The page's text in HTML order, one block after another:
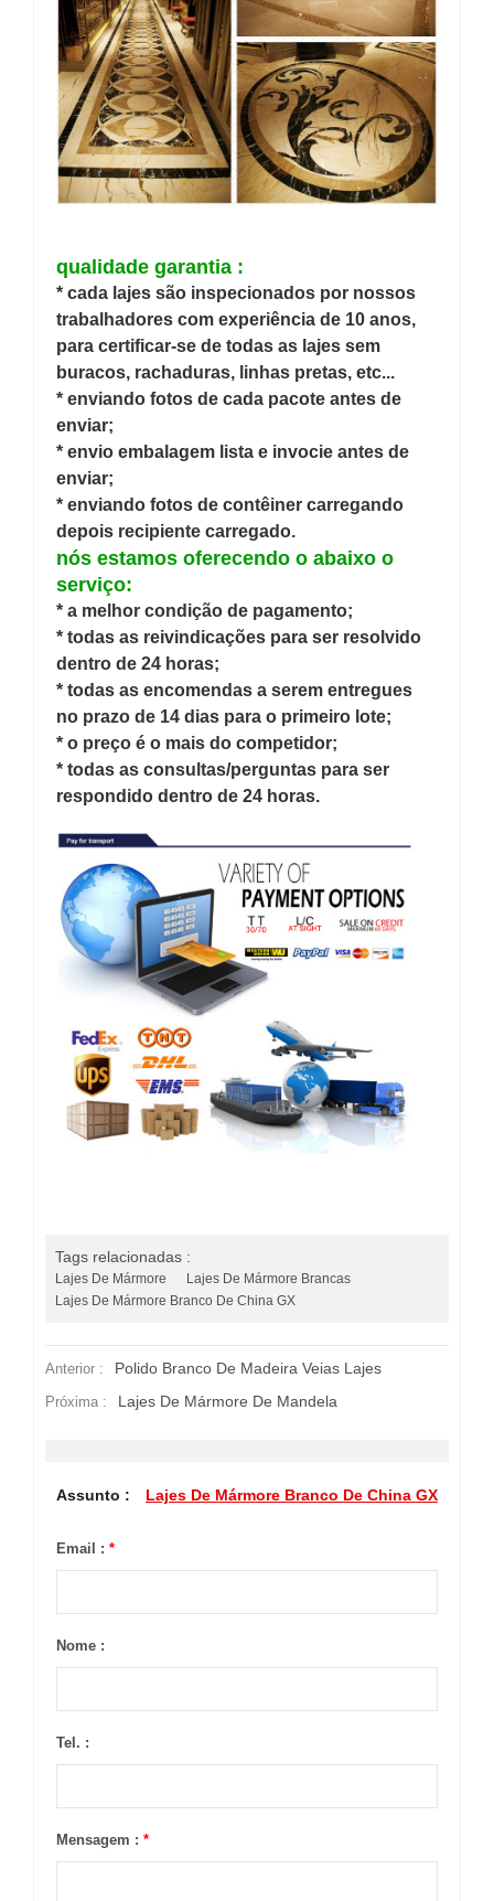
qualidade garantia :
* cada lajes são inspecionados por nossos
trabalhadores com experiência de 10 anos,
para certificar-se de todas as lajes sem
buracos, rachaduras, linhas pretas, etc...
* enviando fotos de cada pacote antes de
enviar;
* envio embalagem lista e invocie antes de
enviar;
* enviando fotos de contêiner carregando
depois recipiente carregado.
nós estamos oferecendo o abaixo o
serviço:
* a melhor condição de pagamento;
* todas as reivindicações para ser resolvido
dentro de 24 horas;
* todas as encomendas a serem entregues
no prazo de 14 dias para o primeiro lote;
* o preço é o mais do competidor;
* todas as consultas/perguntas para ser
respondido dentro de 24 horas.
Tags relacionadas :
Lajes De Mármore
Lajes De Mármore Brancas
Lajes De Mármore Branco De China GX
Anterior : Polido Branco De Madeira Veias Lajes
Próxima : Lajes De Mármore De Mandela
Assunto : Lajes De Mármore Branco De China GX
Email : *
Nome :
Tel. :
Mensagem : *